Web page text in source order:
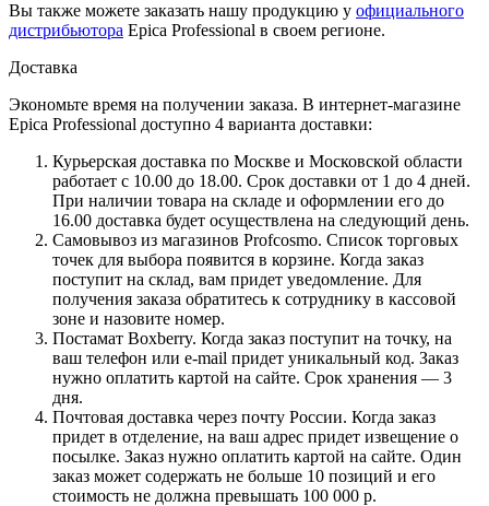
Вы также можете заказать нашу продукцию у официального
дистрибьютора Epica Professional в своем регионе.
Доставка
Экономьте время на получении заказа. В интернет-магазине
Epica Professional доступно 4 варианта доставки:
Курьерская доставка по Москве и Московской области
работает с 10.00 до 18.00. Срок доставки от 1 до 4 дней.
При наличии товара на складе и оформлении его до
16.00 доставка будет осуществлена на следующий день.
Самовывоз из магазинов Profcosmo. Список торговых
точек для выбора появится в корзине. Когда заказ
поступит на склад, вам придет уведомление. Для
получения заказа обратитесь к сотруднику в кассовой
зоне и назовите номер.
Постамат Boxberry. Когда заказ поступит на точку, на
ваш телефон или e-mail придет уникальный код. Заказ
нужно оплатить картой на сайте. Срок хранения — 3
дня.
Почтовая доставка через почту России. Когда заказ
придет в отделение, на ваш адрес придет извещение о
посылке. Заказ нужно оплатить картой на сайте. Один
заказ может содержать не больше 10 позиций и его
стоимость не должна превышать 100 000 р.